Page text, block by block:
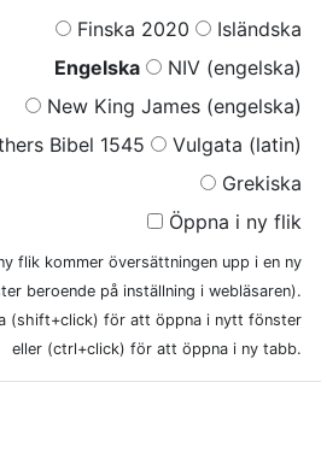
Finska 2020
Isländska
Engelska
NIV (engelska)
New King James (engelska)
Bibel 1545
Vulgata (latin)
Grekiska
Öppna i ny flik
flik kommer översättningen upp i en ny
beroende på inställning i webläsaren).
(shift+click) för att öppna i nytt fönster
eller (ctrl+click) för att öppna i ny tabb.